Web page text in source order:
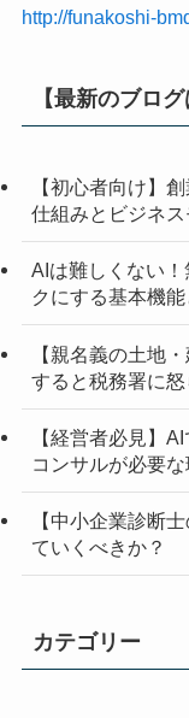
http://funakoshi-
【最新のブログ
【初心者向け】
仕組みとビジネ
AIは難しくない
クにする基本機
【親名義の土地
すると税務署に怒
【経営者必見】
コンサルが必要な
【中小企業診断
ていくべきか？
カテゴリー